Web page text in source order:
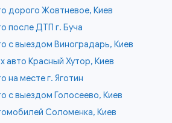
дорого Жовтневое, Киев
после ДТП г. Буча
с выездом Виноградарь, Киев
авто Красный Хутор, Киев
на месте г. Яготин
с выездом Голосеево, Киев
Соломенка, Киев